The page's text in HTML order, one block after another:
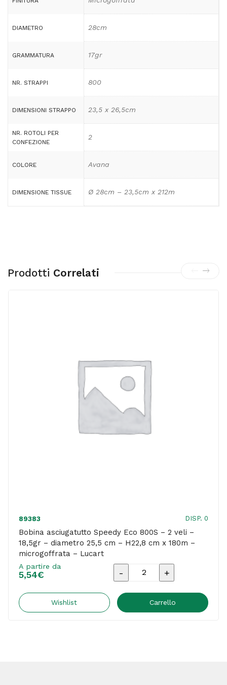
DIAMETRO 28cm
GRAMMATURA 17gr
NR. STRAPPI 800
DIMENSIONI STRAPPO 23,5 x 26,5cm
NR. ROTOLI PER
CONFEZIONE
2
COLORE Avana
DIMENSIONE TISSUE Ø 28cm – 23,5cm x 212m
Prodotti Correlati
89383 DISP. 0
Bobina asciugatutto Speedy Eco 800S – 2 veli –
18,5gr – diametro 25,5 cm – H22,8 cm x 180m –
microgoffrata – Lucart
A partire da
5,54€
Bobina
Speedy
Wishlist Carrello